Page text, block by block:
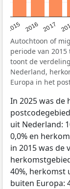
2015 2016 2017
Autochtoon of
periode van
toont de
Nederland,
Europa in het
In 2025 was
uit Nederland:
0,0% en
in 2015 was de
40%, herkomst
buiten Europa: